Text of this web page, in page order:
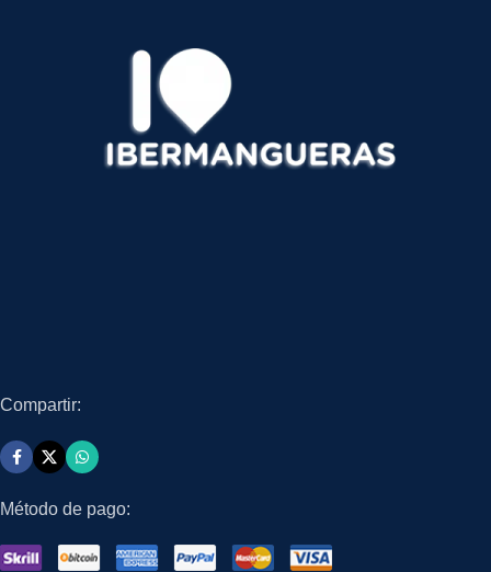
Compartir:
Método de pago: